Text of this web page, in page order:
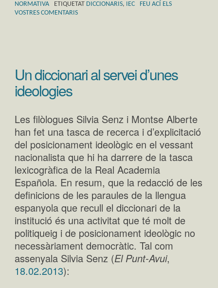
NORMATIVA
ETIQUETAT DICCIONARIS, IEC
FEU ACÍ ELS
VOSTRES COMENTARIS
Un diccionari al servei d’unes
ideologies
Les filòlogues Silvia Senz i Montse Alberte
han fet una tasca de recerca i d’explicitació
del posicionament ideològic en el vessant
nacionalista que hi ha darrere de la tasca
lexicogràfica de la Real Academia
Española. En resum, que la redacció de les
definicions de les paraules de la llengua
espanyola que recull el diccionari de la
institució és una activitat que té molt de
politiqueig i de posicionament ideològic no
necessàriament democràtic. Tal com
assenyala Silvia Senz (El Punt-Avui,
18.02.2013):